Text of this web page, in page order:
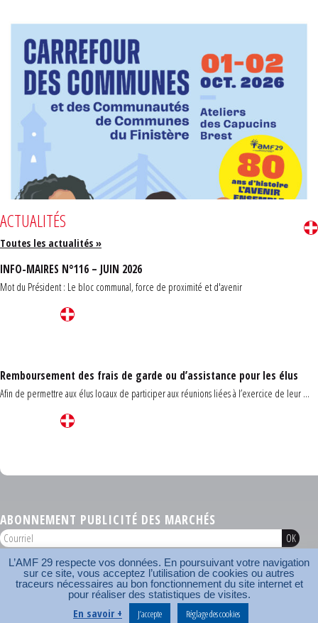
ACTUALITÉS
Toutes les actualités »
INFO-MAIRES N°116 – JUIN 2026
Mot du Président : Le bloc communal, force de proximité et d'avenir
Remboursement des frais de garde ou d’assistance pour les élus
Afin de permettre aux élus locaux de participer aux réunions liées à l’exercice de leur ...
ABONNEMENT PUBLICITÉ DES MARCHÉS
AMF 29 © 2026
Plan du site Nos coordonnées Mentions légales
Contact
Carrefour des communes
AMF
L’AMF 29 respecte vos données. En poursuivant votre navigation
sur ce site, vous acceptez l’utilisation de cookies ou autres
traceurs nécessaires au bon fonctionnement du site internet et
pour réaliser des statistiques de visites.
En savoir + J’accepte Réglage des cookies